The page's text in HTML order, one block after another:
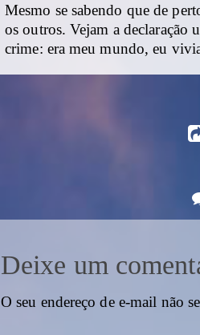
Mesmo se sabendo que de
os outros. Vejam a declaração
crime: era meu mundo, eu
Deixe um
O seu endereço de e-mail não